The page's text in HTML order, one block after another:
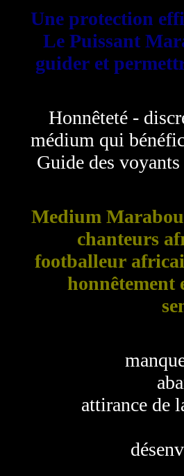
Une protection
Le Puissant
guider et
Honnêteté -
médium qui
Guide des
Medium
chanteurs
footballeur
honnêtement
attirance de